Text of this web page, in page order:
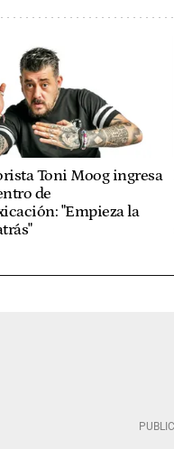
Toni Moog ingresa
de
"Empieza la